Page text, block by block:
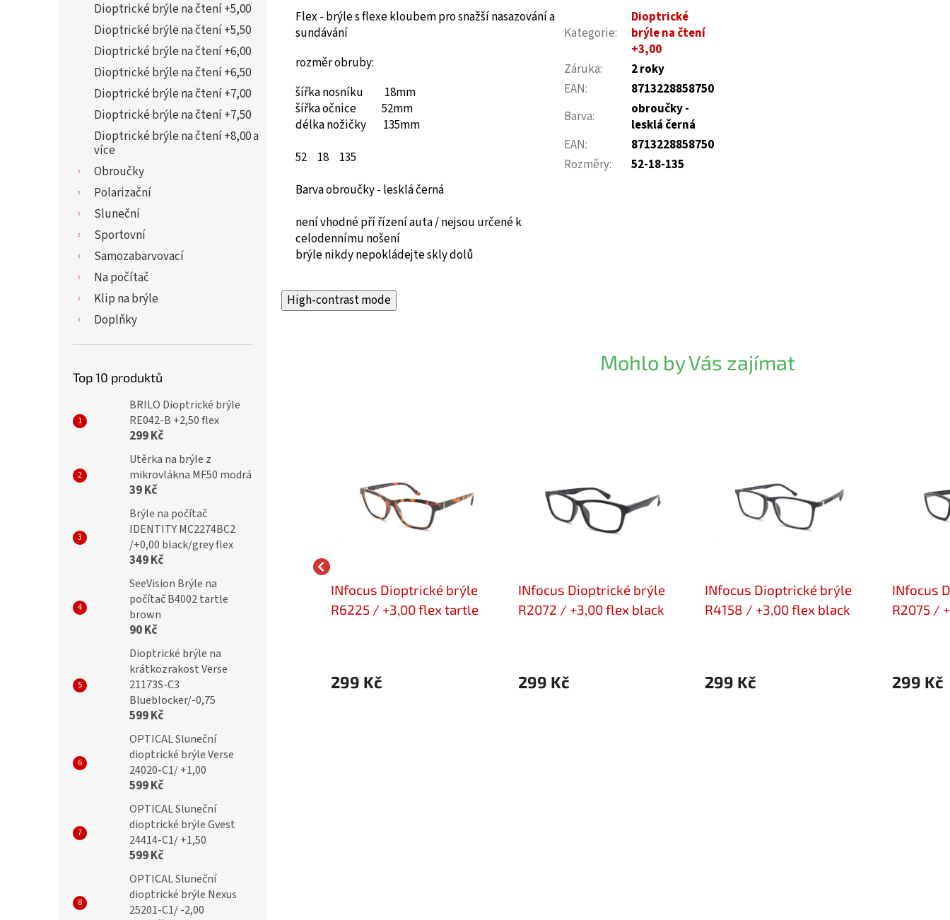
Dioptrické brýle na čtení +5,00
Dioptrické brýle na čtení +5,50
Dioptrické brýle na čtení +6,00
Dioptrické brýle na čtení +6,50
Dioptrické brýle na čtení +7,00
Dioptrické brýle na čtení +7,50
Dioptrické brýle na čtení +8,00 a
více
Obroučky
Polarizační
Sluneční
Sportovní
Samozabarvovací
Na počítač
Klip na brýle
Doplňky
Top 10 produktů
BRILO Dioptrické brýle
RE042-B +2,50 flex
299 Kč
Utěrka na brýle z
mikrovlákna MF50 modrá
39 Kč
Brýle na počítač
IDENTITY MC2274BC2
/+0,00 black/grey flex
349 Kč
SeeVision Brýle na
počítač B4002 tartle
brown
90 Kč
Dioptrické brýle na
krátkozrakost Verse
21173S-C3
Blueblocker/-0,75
599 Kč
OPTICAL Sluneční
dioptrické brýle Verse
24020-C1/ +1,00
599 Kč
OPTICAL Sluneční
dioptrické brýle Gvest
24414-C1/ +1,50
599 Kč
OPTICAL Sluneční
dioptrické brýle Nexus
25201-C1/ -2,00
Flex - brýle s flexe kloubem pro snažší nasazování a
sundávání
rozměr obruby:
šířka nosníku 18mm
šířka očnice 52mm
délka nožičky 135mm
52
18 135
Barva obroučky - lesklá černá
není vhodné pří řízení auta / nejsou určené k
celodennímu nošení
brýle nikdy nepokládejte skly dolů
Kategorie:
Dioptrické
brýle na čtení
+3,00
Záruka:
2 roky
EAN:
8713228858750
Barva:
obroučky -
lesklá černá
EAN:
8713228858750
Rozměry: 52-18-135
High-contrast mode
Mohlo by Vás zajímat
+3,00 flex blackmix
INfocus Dioptrické brýle
R4158 / +3,00 flex tartle
299 Kč
INfocus Dioptrické brýle
R6225 / +3,00 flex tartle
299 Kč
INfocus Dioptrické brýle
R2072 / +3,00 flex black
299 Kč
INfocus Dioptrické brýle
R4158 / +3,00 flex black
299 Kč
INfocus
R2075 /
299 Kč